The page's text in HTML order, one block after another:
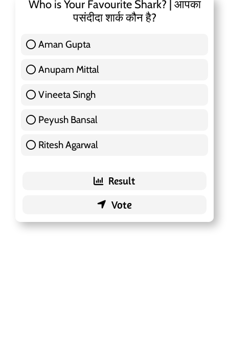
Who is Your Favourite Shark? | आपका
पसंदीदा शार्क कौन है?
Aman Gupta
Anupam Mittal
Vineeta Singh
Peyush Bansal
Ritesh Agarwal